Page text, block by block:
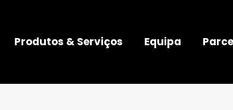
Produtos & Serviços Equipa